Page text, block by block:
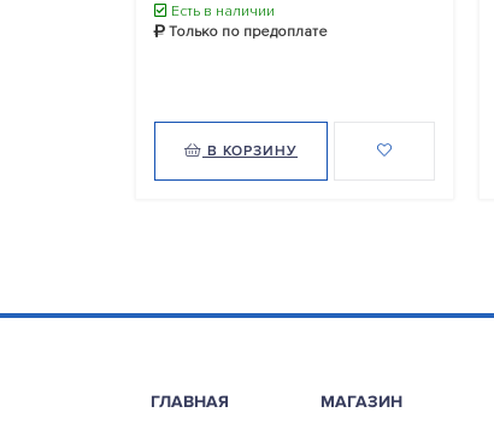
Есть в наличии
Только по предоплате
В КОРЗИНУ
ГЛАВНАЯ МАГАЗИН